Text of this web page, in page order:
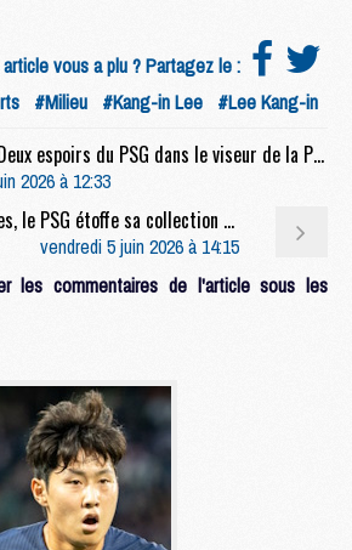
vous a plu ? Partagez le :
#Milieu #Kang-in Lee #Lee Kang-in
Mercato : Deux espoirs du PSG dans le viseur de la Premier League
2026 à 12:33
Club : Débardeur, cadres, le PSG étoffe sa collection Back 2 Back
vendredi 5 juin 2026 à 14:15
les commentaires de l'article sous les